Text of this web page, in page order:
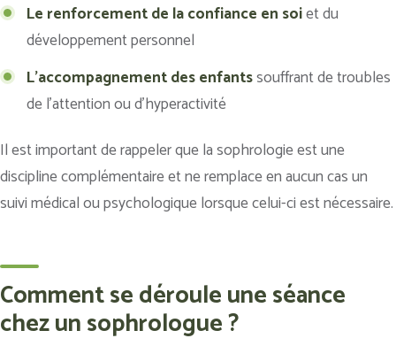
Le renforcement de la confiance en soiet du
développement personnel
L’accompagnement des enfantssouffrant de troubles
de l’attention ou d’hyperactivité
Il est important de rappeler que la sophrologie est une
discipline complémentaire et ne remplace en aucun cas un
suivi médical ou psychologique lorsque celui-ci est nécessaire.
Comment se déroule une séance
chez un sophrologue ?